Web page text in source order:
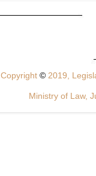
Copyright © 2019,
Ministry of Law,